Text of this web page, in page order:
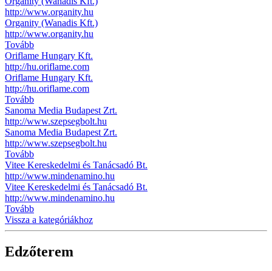
http://www.organity.hu
Organity (Wanadis Kft.)
http://www.organity.hu
Tovább
Oriflame Hungary Kft.
http://hu.oriflame.com
Oriflame Hungary Kft.
http://hu.oriflame.com
Tovább
Sanoma Media Budapest Zrt.
http://www.szepsegbolt.hu
Sanoma Media Budapest Zrt.
http://www.szepsegbolt.hu
Tovább
Vitee Kereskedelmi és Tanácsadó Bt.
http://www.mindenamino.hu
Vitee Kereskedelmi és Tanácsadó Bt.
http://www.mindenamino.hu
Tovább
Vissza a kategóriákhoz
Edzőterem